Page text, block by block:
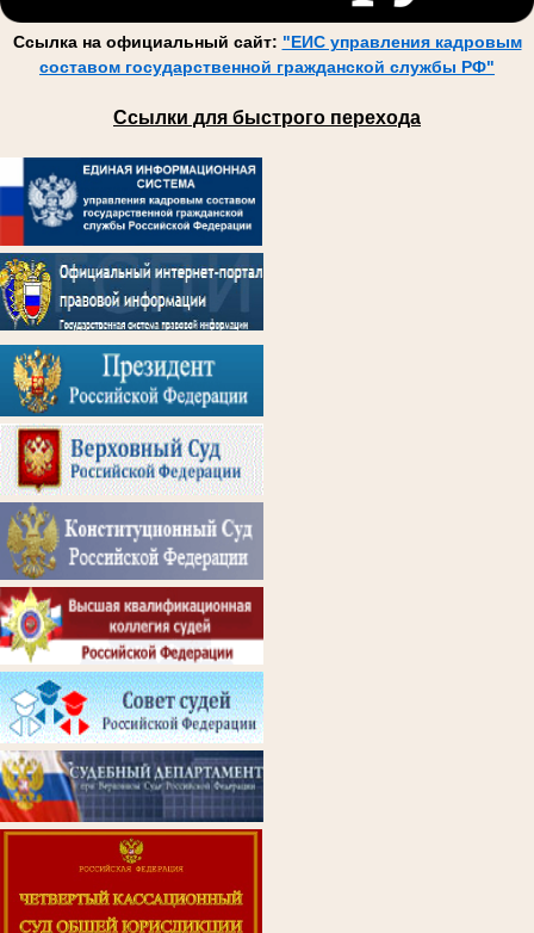
Ссылка на официальный сайт: "ЕИС управления кадровым
составом государственной гражданской службы РФ"
Ссылки для быстрого перехода